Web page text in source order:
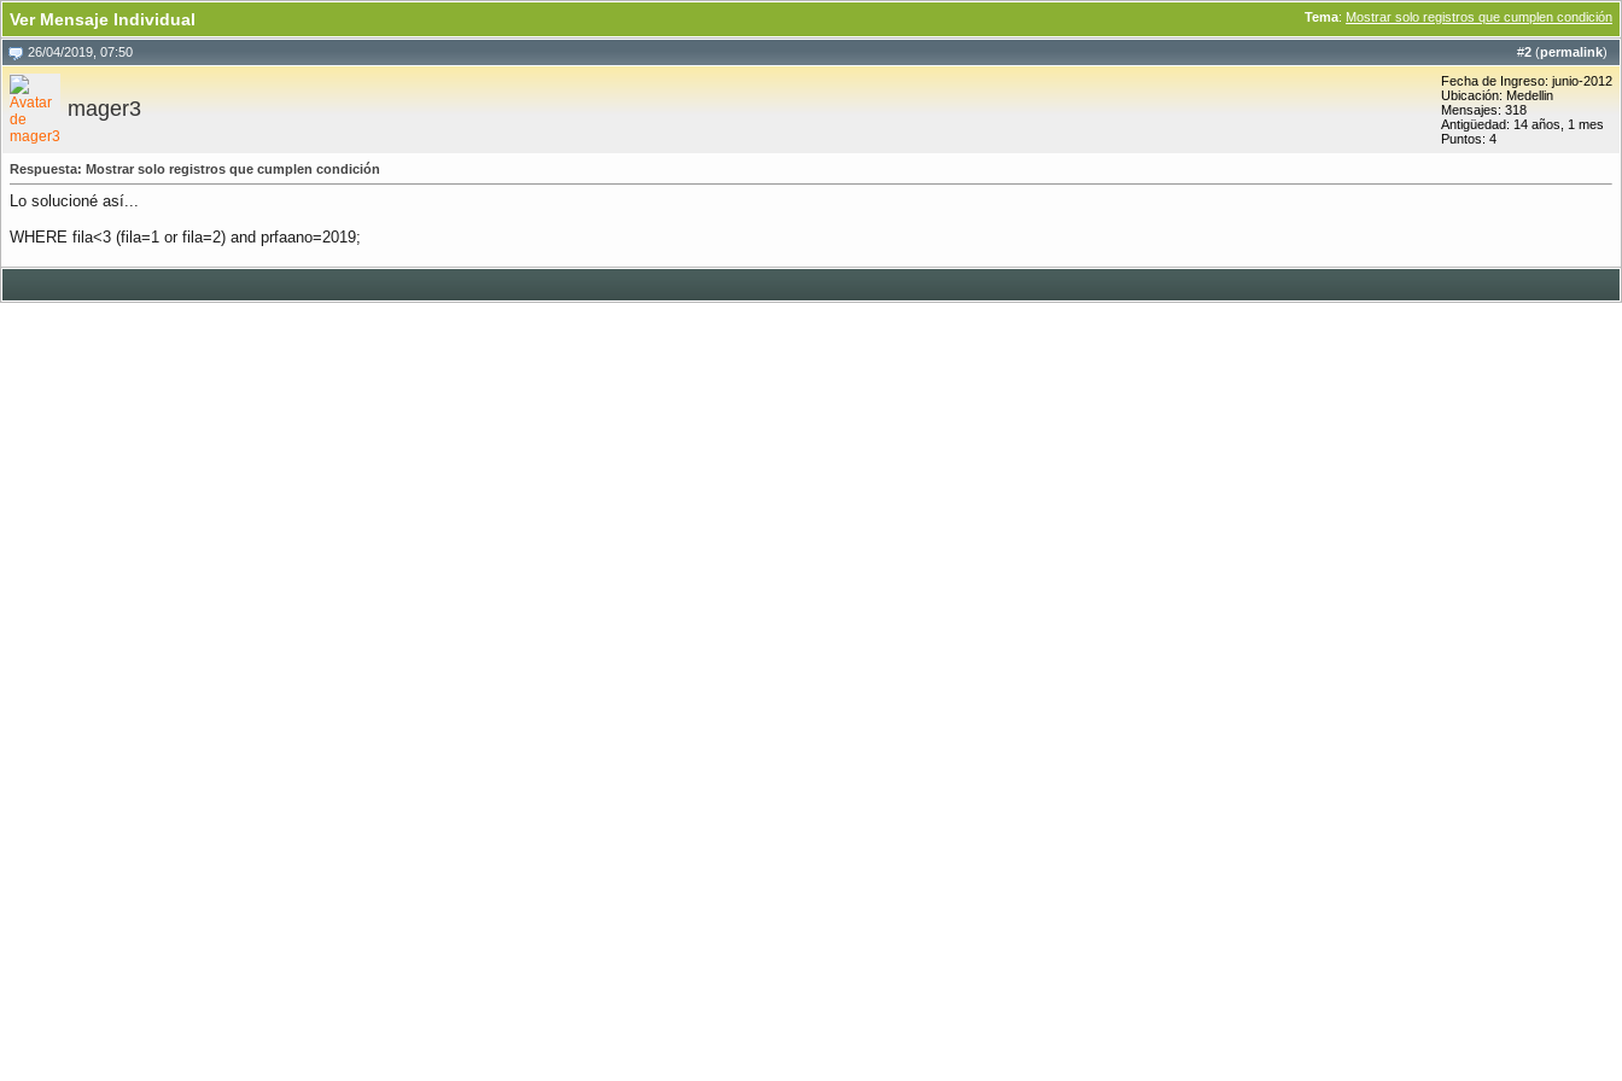
Tema: Mostrar solo registros que cumplen condición
Ver Mensaje Individual
#2 (permalink)
26/04/2019, 07:50
mager3
Fecha de Ingreso: junio-2012
Ubicación: Medellin
Mensajes: 318
Antigüedad: 14 años, 1 mes
Puntos: 4
Respuesta: Mostrar solo registros que cumplen condición
Lo solucioné así...
WHERE fila<3 (fila=1 or fila=2) and prfaano=2019;